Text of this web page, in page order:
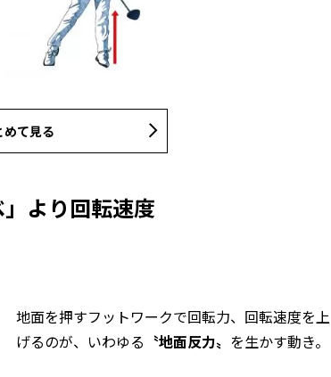
めて見る
より回転速度
地面を押すフットワークで回転力、回転速度を上
げるのが、いわゆる 〝地面反力〟 を生かす動き。